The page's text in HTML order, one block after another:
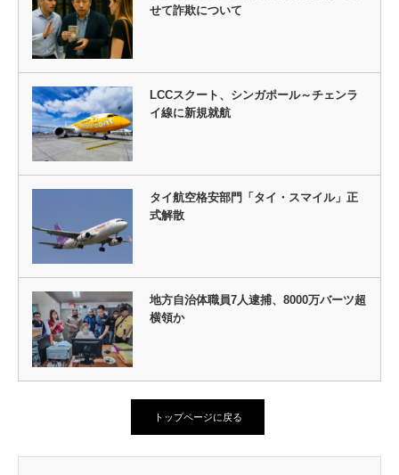
せて詐欺について
LCCスクート、シンガポール～チェンラ
イ線に新規就航
タイ航空格安部門「タイ・スマイル」正
式解散
地方自治体職員7人逮捕、8000万バーツ超
横領か
トップページに戻る